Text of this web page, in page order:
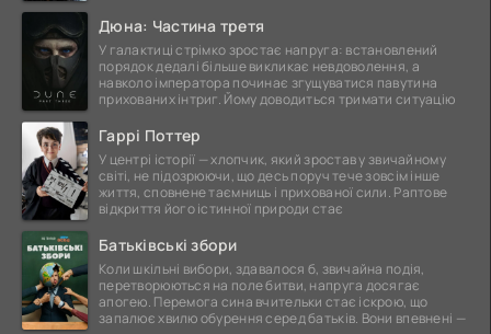
Дюна: Частина третя
У галактиці стрімко зростає напруга: встановлений
порядок дедалі більше викликає невдоволення, а
навколо імператора починає згущуватися павутина
прихованих інтриг. Йому доводиться тримати ситуацію
Гаррі Поттер
У центрі історії — хлопчик, який зростав у звичайному
світі, не підозрюючи, що десь поруч тече зовсім інше
життя, сповнене таємниць і прихованої сили. Раптове
відкриття його істинної природи стає
Батьківські збори
Коли шкільні вибори, здавалося б, звичайна подія,
перетворюються на поле битви, напруга досягає
апогею. Перемога сина вчительки стає іскрою, що
запалює хвилю обурення серед батьків. Вони впевнені —